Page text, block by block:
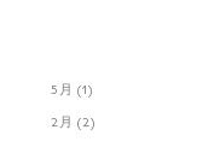
5月 (1)
2月 (2)